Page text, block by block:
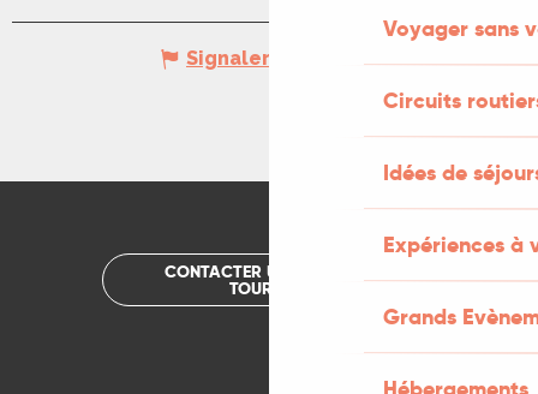
Voyager sans
Circuits
Idées de
Expériences à
Grands
Signaler une erreur
CONTACTER UN OFFICE DE
TOURISME